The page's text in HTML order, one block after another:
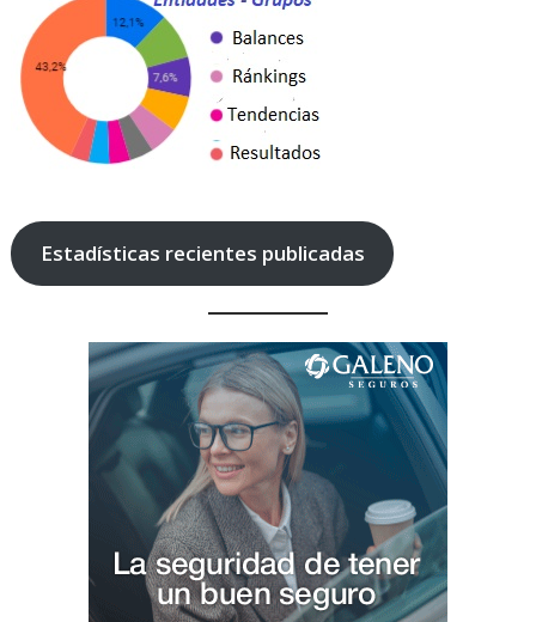
Estadísticas recientes publicadas